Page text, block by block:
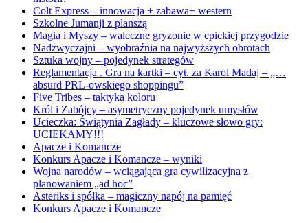
Colt Express – innowacja + zabawa+ western
Szkolne Jumanji z planszą
Magia i Myszy – waleczne gryzonie w epickiej przygodzie
Nadzwyczajni – wyobraźnia na najwyższych obrotach
Sztuka wojny – pojedynek strategów
Reglamentacja . Gra na kartki – cyt. za Karol Madaj – „…
absurd PRL-owskiego shoppingu”
Five Tribes – taktyka koloru
Król i Zabójcy – asymetryczny pojedynek umysłów
Ucieczka: Świątynia Zagłady – kluczowe słowo gry:
UCIEKAMY!!!
Apacze i Komancze
Konkurs Apacze i Komancze – wyniki
Wojna narodów – wciągająca gra cywilizacyjna z
planowaniem „ad hoc”
Asteriks i spółka – magiczny napój na pamięć
Konkurs Apacze i Komancze